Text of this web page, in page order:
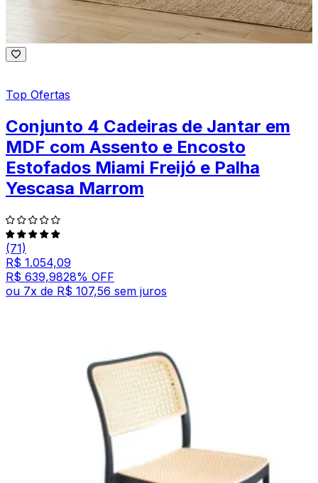
Top Ofertas
Conjunto 4 Cadeiras de Jantar em
MDF com Assento e Encosto
Estofados Miami Freijó e Palha
Yescasa Marrom
(71)
R$ 1.054,09
R$ 639,9828% OFF
ou 7x de R$ 107,56 sem juros